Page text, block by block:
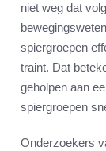
niet weg dat
spiergroepen
traint. Dat
geholpen aan
spiergroepen
Onderzoekers